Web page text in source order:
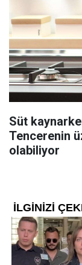
Süt
Tencerenin
olabiliyor